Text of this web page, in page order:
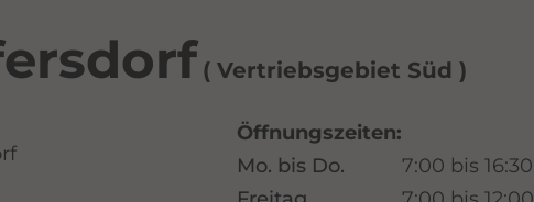
Vertriebsgebiet Süd
Öffnungszeiten:
Mo. bis Do.
7:00 bis